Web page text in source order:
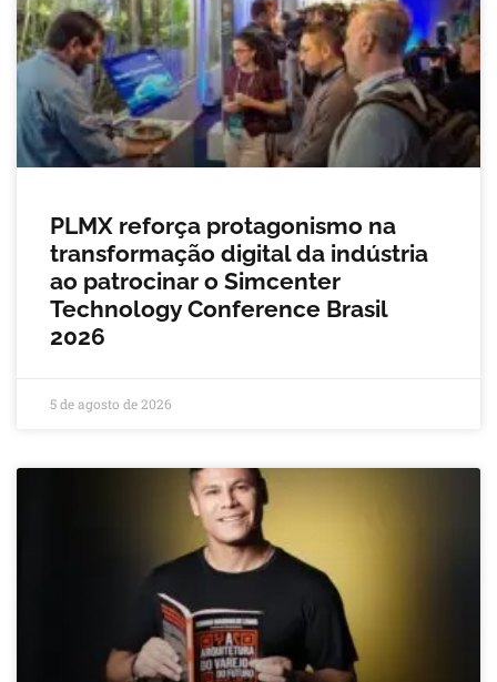
PLMX reforça protagonismo na
transformação digital da indústria
ao patrocinar o Simcenter
Technology Conference Brasil
2026
5 de agosto de 2026